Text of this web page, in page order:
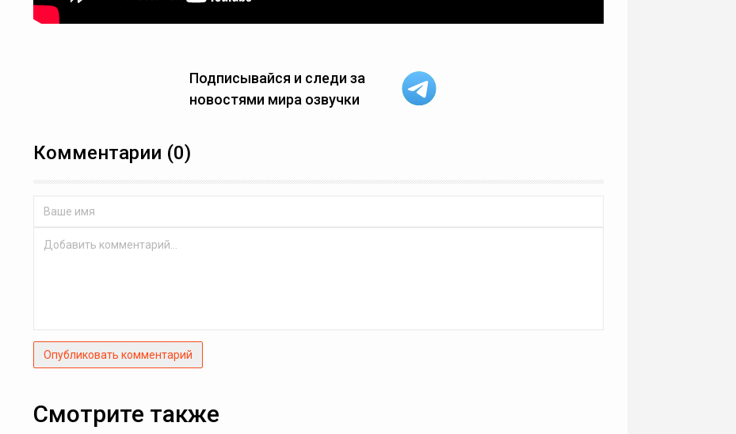
Подписывайся и следи за
новостями мира озвучки
Комментарии (0)
Опубликовать комментарий
Смотрите также